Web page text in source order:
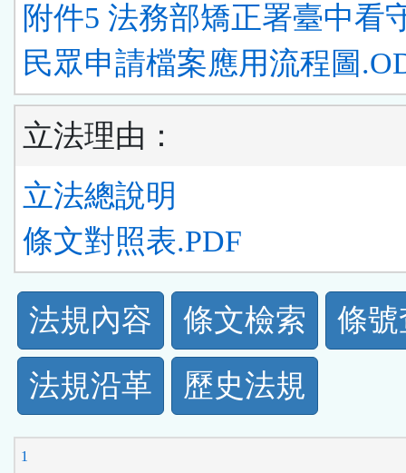
附件5 法務部矯正署臺中看
民眾申請檔案應用流程圖
立法理由：
立法總說明
條文對照表.PDF
法
規
功
能
法規內容 條文檢索
條
法規沿革
歷史法規
1